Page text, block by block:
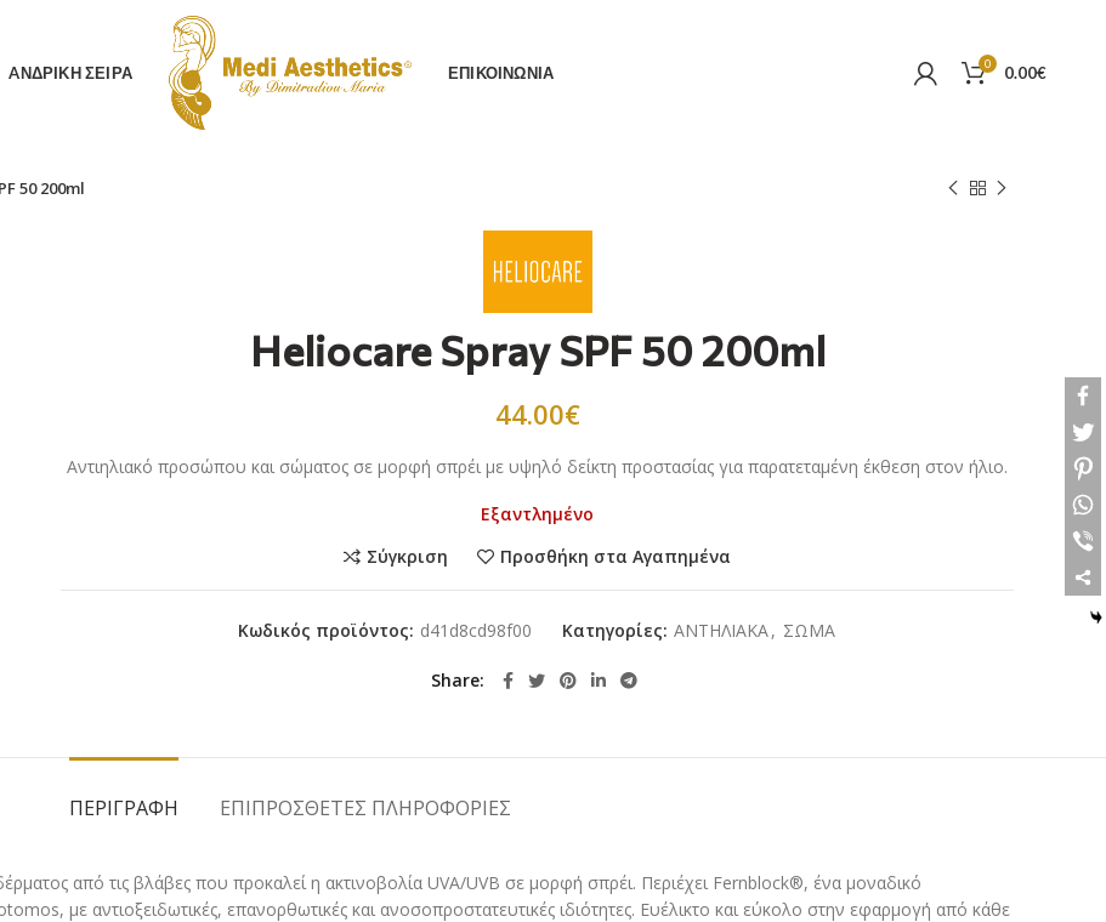
AΝΔΡΙΚΗ ΣΕΙΡΑ ΕΠΙΚΟΙΝΩΝΙΑ 0 0.00€
50 200ml
Heliocare Spray SPF 50 200ml
44.00€
Αντιηλιακό προσώπου και σώματος σε μορφή σπρέι με υψηλό δείκτη προστασίας για παρατεταμένη έκθεση στον ήλιο.
Εξαντλημένο
Σύγκριση
Προσθήκη στα Αγαπημένα
Κωδικός προϊόντος: d41d8cd98f00 Κατηγορίες: ΑΝΤΗΛΙΑΚΑ, ΣΩΜΑ
Share
ΠΕΡΙΓΡΑΦΉ ΕΠΙΠΡΌΣΘΕΤΕΣ ΠΛΗΡΟΦΟΡΊΕΣ
από τις βλάβες που προκαλεί η ακτινοβολία UVA/UVB σε μορφή σπρέι. Περιέχει Fernblock®, ένα μοναδικό
με αντιοξειδωτικές, επανορθωτικές και ανοσοπροστατευτικές ιδιότητες. Ευέλικτο και εύκολο στην εφαρμογή από κάθε